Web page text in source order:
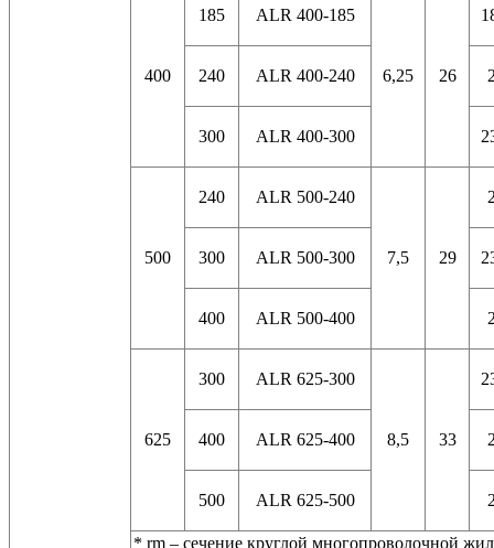
400
185 ALR 400-185
6,25 26
240 ALR 400-240
300 ALR 400-300
500
240 ALR 500-240
7,5 29
300 ALR 500-300
400 ALR 500-400
625
300 ALR 625-300
8,5 33
400 ALR 625-400
500 ALR 625-500
* rm – сечение круглой многопроволочной